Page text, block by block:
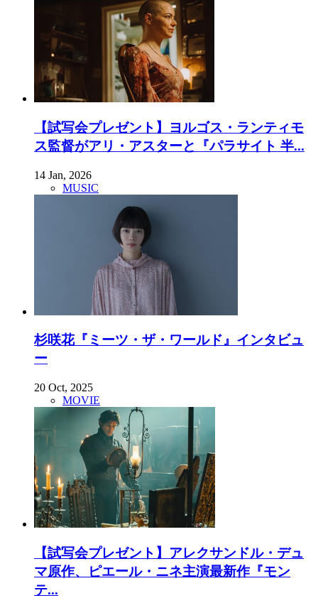
【試写会プレゼント】ヨルゴス・ランティモ
ス監督がアリ・アスターと『パラサイト 半...
14 Jan, 2026
MUSIC
杉咲花『ミーツ・ザ・ワールド』インタビュ
ー
20 Oct, 2025
MOVIE
【試写会プレゼント】アレクサンドル・デュ
マ原作、ピエール・ニネ主演最新作『モン
テ...